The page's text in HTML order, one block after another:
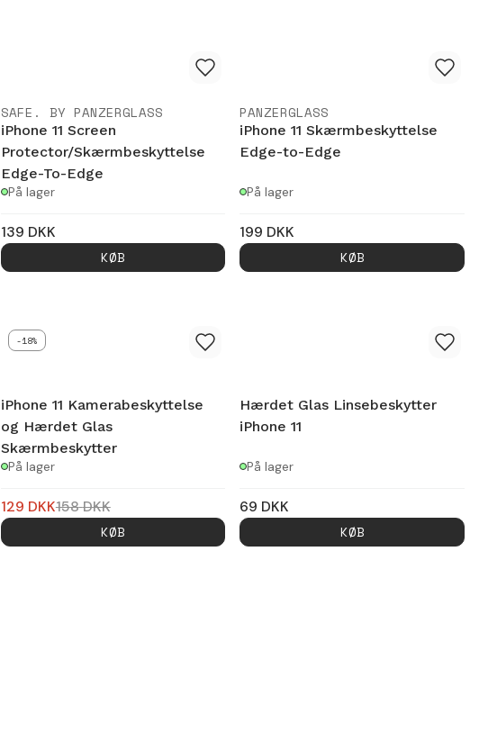
SAFE. BY PANZERGLASS
iPhone 11 Screen
Protector/Skærmbeskyttelse
Edge-To-Edge
På lager
139 DKK
KØB
PANZERGLASS
iPhone 11 Skærmbeskyttelse
Edge-to-Edge
På lager
199 DKK
KØB
-18%
iPhone 11 Kamerabeskyttelse
og Hærdet Glas
Skærmbeskytter
På lager
129 DKK158DKK
KØB
Hærdet Glas Linsebeskytter
iPhone 11
På lager
69 DKK
KØB